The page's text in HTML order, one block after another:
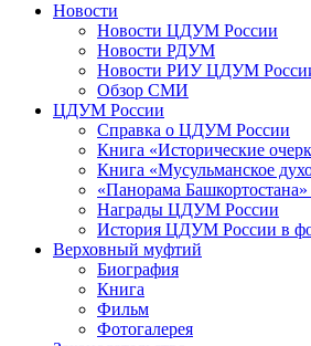
Новости
Новости ЦДУМ России
Новости РДУМ
Новости РИУ ЦДУМ
Обзор СМИ
ЦДУМ России
Справка о ЦДУМ России
Книга «Исторические
Книга «Мусульманское
«Панорама
Награды ЦДУМ России
История ЦДУМ России в
Верховный муфтий
Биография
Книга
Фильм
Фотогалерея